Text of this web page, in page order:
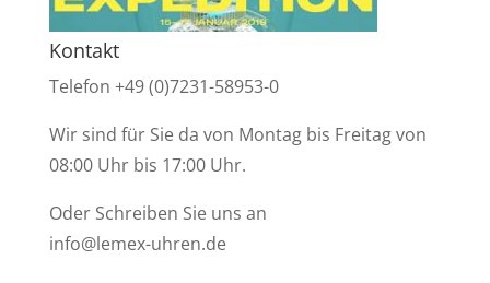
Kontakt
Telefon +49 (0)7231-58953-0
Wir sind für Sie da von Montag bis Freitag von
08:00 Uhr bis 17:00 Uhr.
Oder Schreiben Sie uns an
info@lemex-uhren.de